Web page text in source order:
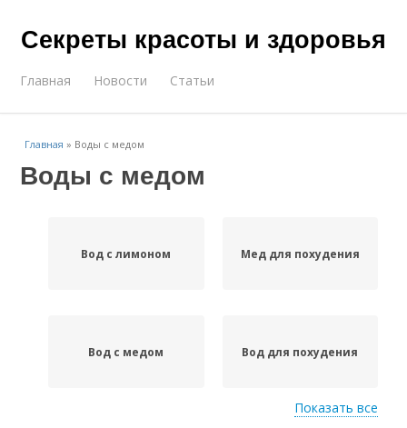
Секреты красоты и здоровья
Главная Новости Статьи
Главная » Воды с медом
Воды с медом
Вод с лимоном Мед для похудения
Вод с медом Вод для похудения
Показать все